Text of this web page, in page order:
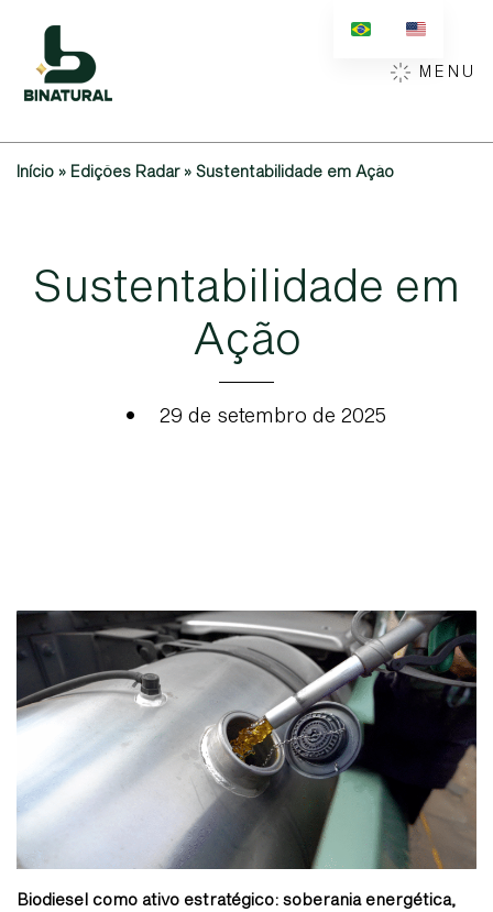
MENU
Início » Edições Radar» Sustentabilidade em Ação
Sustentabilidade em
Ação
• 29 de setembro de 2025
Biodiesel como ativo estratégico: soberania energética,